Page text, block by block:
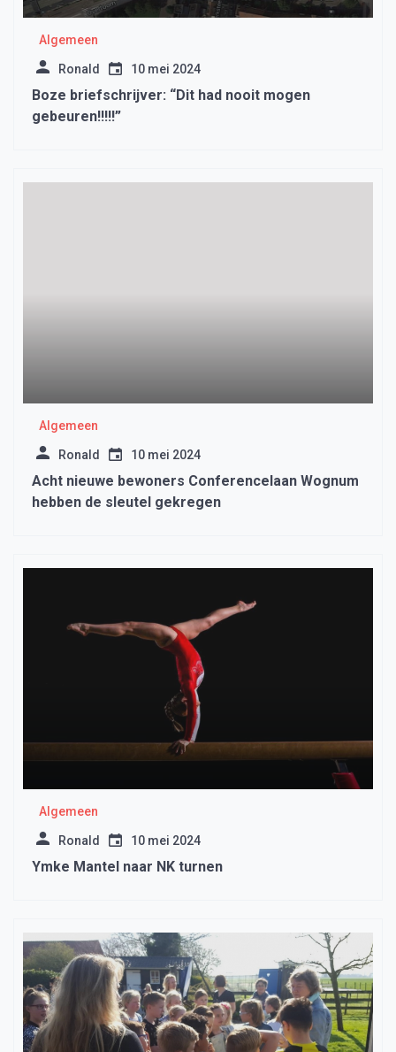
Algemeen
Ronald 10 mei 2024
Boze briefschrijver: “Dit had nooit mogen
gebeuren!!!!!”
Algemeen
Ronald 10 mei 2024
Acht nieuwe bewoners Conferencelaan Wognum
hebben de sleutel gekregen
Algemeen
Ronald 10 mei 2024
Ymke Mantel naar NK turnen